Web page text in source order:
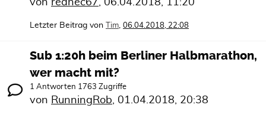
Letzter Beitrag von Tim 06.04.2018, 22:08
Sub 1:20h beim Berliner Halbmarathon,
wer macht mit?
1 Antworten 1763 Zugriffe
von RunningRob 01.04.2018, 20:38